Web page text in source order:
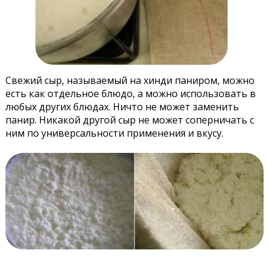
Свежий сыр, называемый на хинди паниром, можно
есть как отдельное блюдо, а можно использовать в
любых других блюдах. Ничто не может заменить
панир. Никакой другой сыр не может соперничать с
ним по универсальности применения и вкусу.